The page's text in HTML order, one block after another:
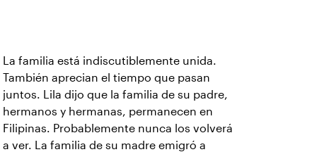
La familia está indiscutiblemente unida.
También aprecian el tiempo que pasan
juntos. Lila dijo que la familia de su padre,
hermanos y hermanas, permanecen en
Filipinas. Probablemente nunca los volverá
a ver. La familia de su madre emigró a